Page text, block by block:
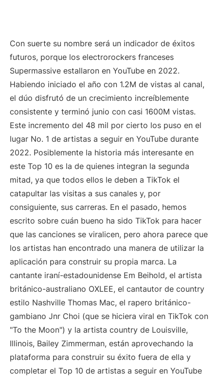
Con suerte su nombre será un indicador de éxitos
futuros, porque los electrorockers franceses
Supermassive estallaron en YouTube en 2022.
Habiendo iniciado el año con 1.2M de vistas al canal,
el dúo disfrutó de un crecimiento increíblemente
consistente y terminó junio con casi 1600M vistas.
Este incremento del 48 mil por cierto los puso en el
lugar No. 1 de artistas a seguir en YouTube durante
2022. Posiblemente la historia más interesante en
este Top 10 es la de quienes integran la segunda
mitad, ya que todos ellos le deben a TikTok el
catapultar las visitas a sus canales y, por
consiguiente, sus carreras. En el pasado, hemos
escrito sobre cuán bueno ha sido TikTok para hacer
que las canciones se viralicen, pero ahora parece que
los artistas han encontrado una manera de utilizar la
aplicación para construir su propia marca. La
cantante iraní-estadounidense Em Beihold, el artista
británico-australiano OXLEE, el cantautor de country
estilo Nashville Thomas Mac, el rapero británico-
gambiano Jnr Choi (que se hiciera viral en TikTok con
"To the Moon") y la artista country de Louisville,
Illinois, Bailey Zimmerman, están aprovechando la
plataforma para construir su éxito fuera de ella y
completar el Top 10 de artistas a seguir en YouTube